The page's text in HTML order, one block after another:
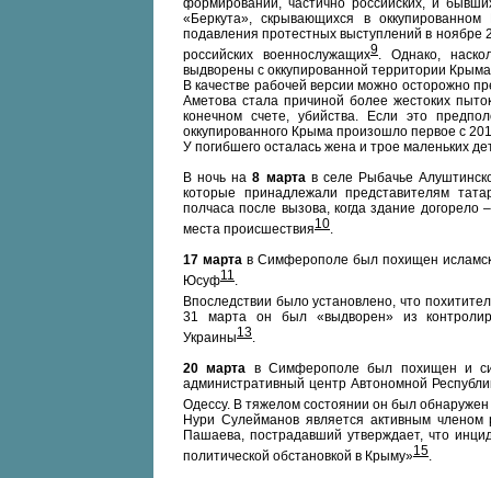
формирований, частично российских, и
«Беркута», скрывающихся в
подавления протестных выступлений в ноябре
российских военнослужащих9. Однако,
выдворены с оккупированной территории
В качестве рабочей версии можно осторожно
Аметова стала причиной более жестоких
конечном счете, убийства. Если это
оккупированного Крыма произошло первое с
У погибшего осталась жена и трое маленьких
В ночь на8 мартав селе Рыбачье
которые принадлежали представителям
полчаса после вызова, когда здание
места происшествия10.
17 марта в Симферополе был похищен
Юсуф11.
Впоследствии было установлено, что
31 марта он был «выдворен» из
Украины13.
20 марта в Симферополе был похищен и
административный центр Автономной
Одессу. В тяжелом состоянии он был
Нури Сулейманов является активным
Пашаева, пострадавший утверждает, что
политической обстановкой в Крыму»15.